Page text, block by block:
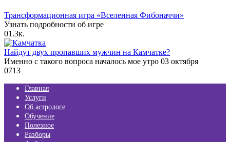
Трансформационная игра «Вселенная Фибоначчи»
Узнать подробности об игре
01.3к.
Найдут двух пропавших мужчин на Камчатке?
Именно с такого вопроса началось мое утро 03 октября
0713
Главная
Услуги
Об астрологе
Обучение
Полезное
Разборы